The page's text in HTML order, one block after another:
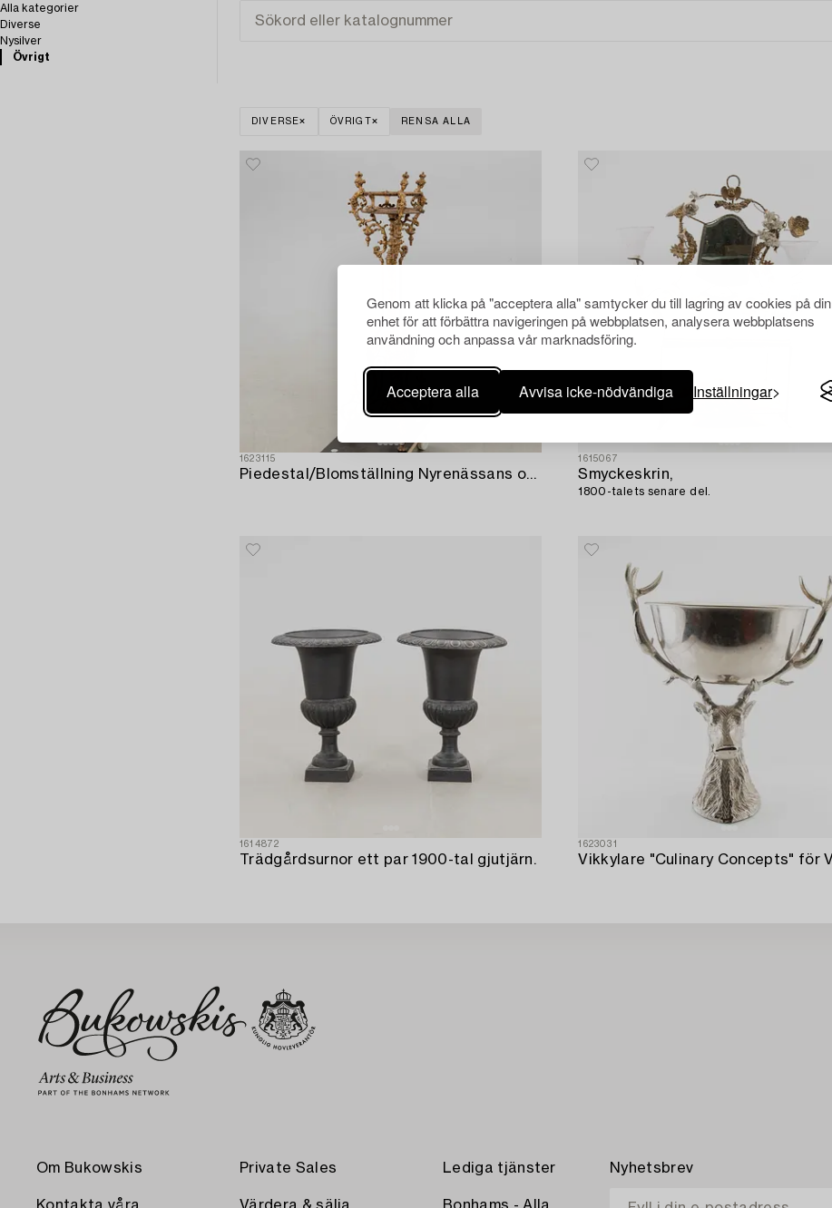
Genom att klicka på "acceptera alla" samtycker du till lagring av cookies på din
enhet för att förbättra navigeringen på webbplatsen, analysera webbplatsens
användning och anpassa vår marknadsföring.
Acceptera alla Avvisa icke-nödvändiga Inställningar
Alla kategorier
Diverse
Nysilver
Övrigt
DIVERSE ÖVRIGT RENSA ALLA
1623115
Piedestal/Blomställning Nyrenässans omkring 1900 gjutjärn.
1615067
Smyckeskrin,
1800-talets senare del.
1614872
Trädgårdsurnor ett par 1900-tal gjutjärn.
1623031
Om Bukowskis Private Sales Lediga tjänster Nyhetsbrev